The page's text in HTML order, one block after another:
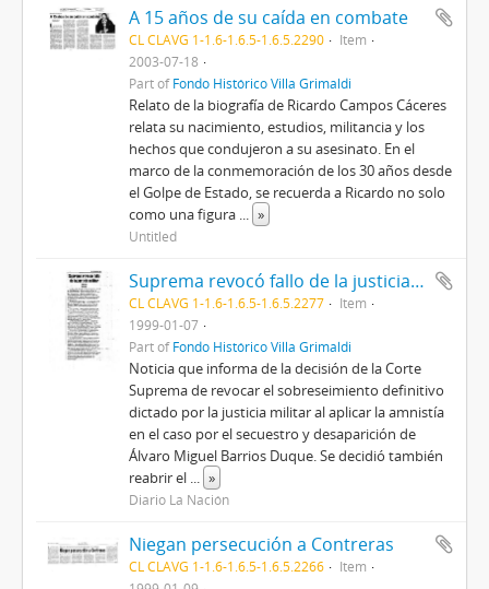
A 15 años de su caída en combate
CL CLAVG 1-1.6-1.6.5-1.6.5.2290
Item
2003-07-18
Part ofFondo Histórico Villa Grimaldi
Relato de la biografía de Ricardo Campos Cáceres
relata su nacimiento, estudios, militancia y los
hechos que condujeron a su asesinato. En el
marco de la conmemoración de los 30 años desde
el Golpe de Estado, se recuerda a Ricardo no solo
como una figura ... »
Untitled
Suprema revocó fallo de la justicia militar
CL CLAVG 1-1.6-1.6.5-1.6.5.2277
Item
1999-01-07
Part ofFondo Histórico Villa Grimaldi
Noticia que informa de la decisión de la Corte
Suprema de revocar el sobreseimiento definitivo
dictado por la justicia militar al aplicar la amnistía
en el caso por el secuestro y desaparición de
Álvaro Miguel Barrios Duque. Se decidió también
reabrir el ... »
Diario La Nación
Niegan persecución a Contreras
CL CLAVG 1-1.6-1.6.5-1.6.5.2266
Item